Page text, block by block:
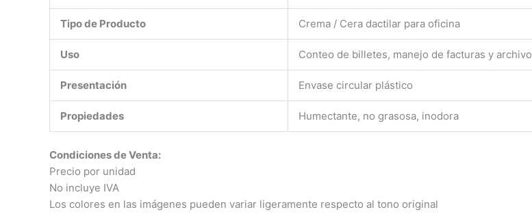
Tipo de Producto Crema / Cera dactilar para oficina
Uso Conteo de billetes, manejo de facturas y archivo
Presentación Envase circular plástico
Propiedades Humectante, no grasosa, inodora
Condiciones de Venta:
Precio por unidad
No incluye IVA
Los colores en las imágenes pueden variar ligeramente respecto al tono original